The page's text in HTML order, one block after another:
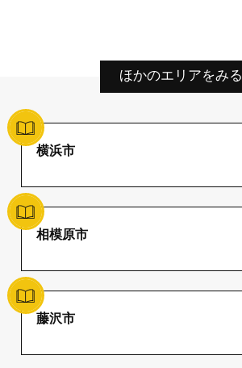
ほかのエリアをみる
横浜市
相模原市
藤沢市